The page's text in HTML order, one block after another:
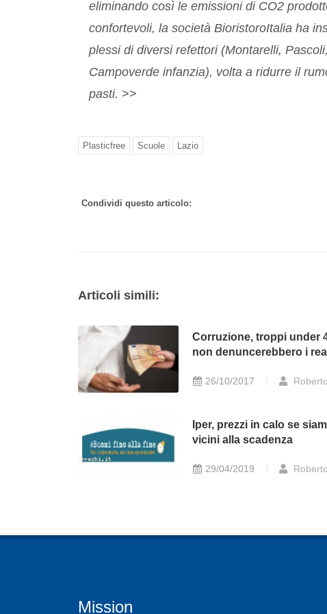
eliminando così le emissioni di CO2
confortevoli, la società BioristoroItalia ha
plessi di diversi refettori (Montarelli,
Campoverde infanzia), volta a ridurre il
pasti. >>
Plasticfree Scuole Lazio
Condividi questo articolo:
Articoli simili:
Corruzione, troppi under
non denuncerebbero i
26/10/2017 Roberto
Iper, prezzi in calo se
vicini alla scadenza
29/04/2019 Roberto
Mission